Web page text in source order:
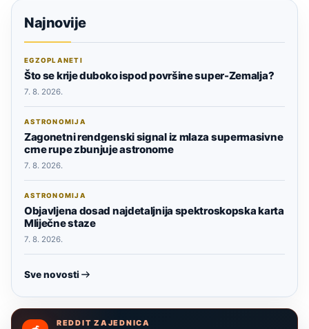
Najnovije
EGZOPLANETI
Što se krije duboko ispod površine super-Zemalja?
7. 8. 2026.
ASTRONOMIJA
Zagonetni rendgenski signal iz mlaza supermasivne
crne rupe zbunjuje astronome
7. 8. 2026.
ASTRONOMIJA
Objavljena dosad najdetaljnija spektroskopska karta
Mliječne staze
7. 8. 2026.
Sve novosti
REDDIT ZAJEDNICA